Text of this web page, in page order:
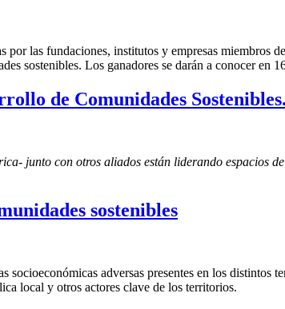
las fundaciones, institutos y empresas miembros
sostenibles. Los ganadores se darán a conocer en
de Comunidades Sostenibles.
junto con otros aliados están liderando espacios
sostenibles
adversas presentes en los distintos
local y otros actores clave de los territorios.